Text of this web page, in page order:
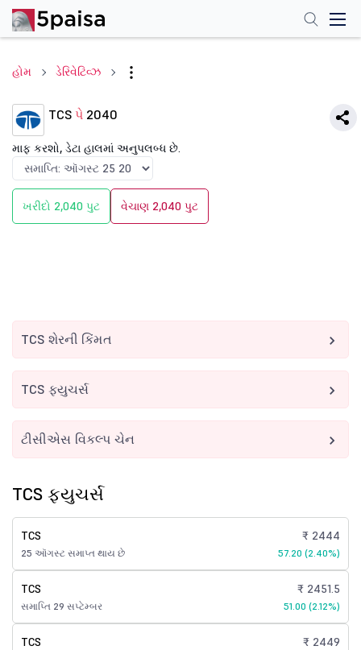
હોમ ડેરિવેટિવ્ઝ
TCS પે 2040
માફ કરશો, ડેટા હાલમાં અનુપલબ્ધ છે.
ખરીદો 2,040 પુટ વેચાણ 2,040 પુટ
TCS શેરની કિંમત
TCS ફ્યુચર્સ
ટીસીએસ વિકલ્પ ચેન
TCS ફ્યુચર્સ
TCS
25 ઑગસ્ટ સમાપ્ત થાય છે
₹ 2444
57.20 (2.40%)
TCS
સમાપ્તિ 29 સપ્ટેમ્બર
₹ 2451.5
51.00 (2.12%)
TCS ₹ 2449